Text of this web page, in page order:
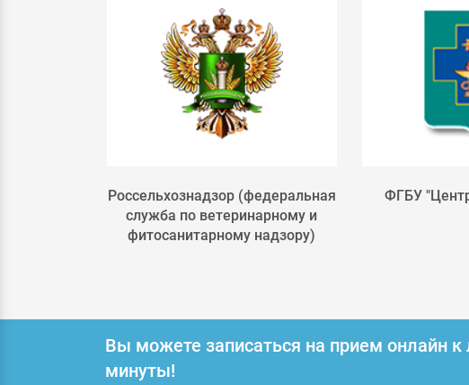
Россельхознадзор (федеральная
служба по ветеринарному и
фитосанитарному надзору)
ФГБУ
Вы можете записаться на прием онлайн
минуты!